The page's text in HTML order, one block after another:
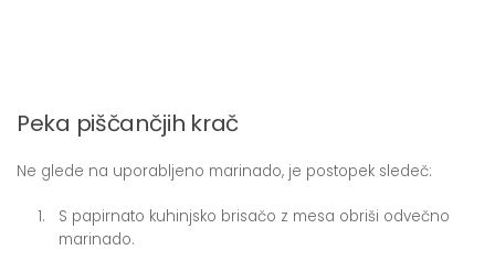
Peka piščančjih krač
Ne glede na uporabljeno marinado, je postopek sledeč:
S papirnato kuhinjsko brisačo z mesa obriši odvečno
marinado.